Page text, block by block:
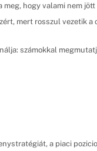
hogy valami nem
mert rosszul vezetik a
számokkal
a piaci